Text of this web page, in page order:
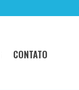
CONTATO